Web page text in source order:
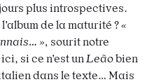
plus introspectives.
de la maturité ?«
», sourit notre
si ce n’est unLeãobien
dans le texte… Mais